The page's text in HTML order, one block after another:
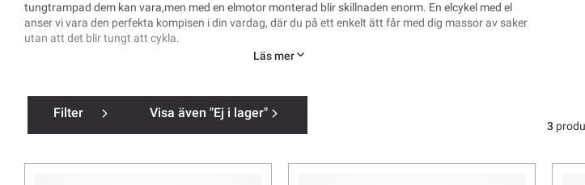
tungtrampad dem kan vara,men med en elmotor monterad blir skillnaden enorm. En elcykel med el
anser vi vara den perfekta kompisen i din vardag, där du på ett enkelt ätt får med dig massor av saker
utan att det blir tungt att cykla.
Eldrivna lådcyklar är ofta stora och klumpiga att transportera. Därför erbjuder vi hemleverans hem till
din dörr dessa cyklar. Snabbt, smidigt och säkert!
Läs mer
Filter Visa även "Ej i lager"
3